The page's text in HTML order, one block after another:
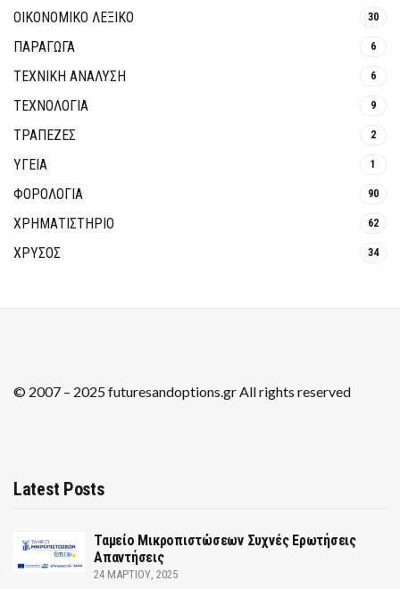
ΟΙΚΟΝΟΜΙΚΟ ΛΕΞΙΚΟ 30
ΠΑΡΑΓΩΓΑ 6
ΤΕΧΝΙΚΗ ΑΝΑΛΥΣΗ 6
ΤΕΧΝΟΛΟΓΙΑ 9
ΤΡΆΠΕΖΕΣ 2
ΥΓΕΙΑ 1
ΦΟΡΟΛΟΓΙΑ 90
ΧΡΗΜΑΤΙΣΤΗΡΙΟ 62
ΧΡΥΣΟΣ 34
© 2007 – 2025 futuresandoptions.gr All rights reserved
Latest Posts
Ταμείο Μικροπιστώσεων Συχνές Ερωτήσεις
Απαντήσεις
24 ΜΑΡΤΊΟΥ, 2025